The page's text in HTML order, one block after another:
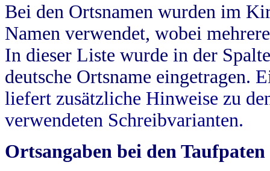
Bei den Ortsnamen wurden im
Namen verwendet, wobei
In dieser Liste wurde in der
deutsche Ortsname eingetragen.
liefert zusätzliche Hinweise zu
verwendeten Schreibvarianten.
Ortsangaben bei den Taufpaten